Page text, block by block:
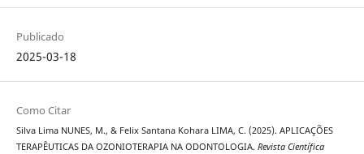
Publicado
2025-03-18
Como Citar
Silva Lima NUNES, M., & Felix Santana Kohara LIMA, C. (2025). APLICAÇÕES
TERAPÊUTICAS DA OZONIOTERAPIA NA ODONTOLOGIA. Revista Científica